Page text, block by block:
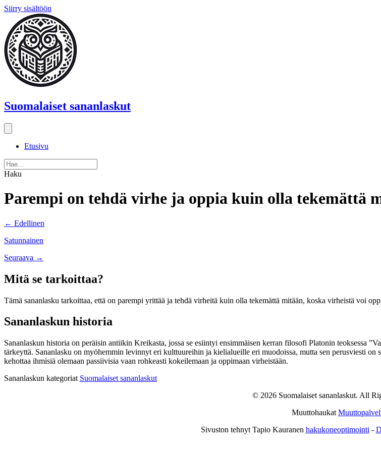
Siirry sisältöön
Suomalaiset sananlaskut
Etusivu
Haku
Parempi on tehdä virhe ja oppia kuin olla tekemättä
Posts
navigation
← Edellinen
Satunnainen
Posts
navigation
Seuraava →
Mitä se tarkoittaa?
Tämä sananlasku tarkoittaa, että on parempi yrittää ja tehdä virheitä kuin olla tekemättä mitään, koska virheistä voi
Sananlaskun historia
Sananlaskun historia on peräisin antiikin Kreikasta, jossa se esiintyi ensimmäisen kerran filosofi Platonin teoksessa
tärkeyttä. Sananlasku on myöhemmin levinnyt eri kulttuureihin ja kielialueille eri muodoissa, mutta sen perusviesti
kehottaa ihmisiä olemaan passiivisia vaan rohkeasti kokeilemaan ja oppimaan virheistään.
Sananlaskun kategoriat Suomalaiset sananlaskut
© 2026 Suomalaiset sananlaskut. All
Muuttohaukat
Sivuston tehnyt Tapio Kauranen hakukoneoptimointi -